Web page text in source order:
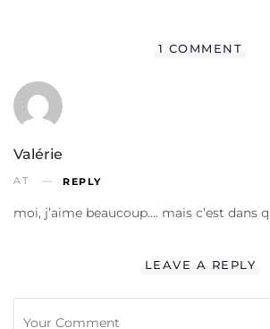
1 COMMENT
Valérie
AT REPLY
moi, j’aime beaucoup…. mais c’est dans
LEAVE A REPLY